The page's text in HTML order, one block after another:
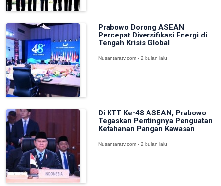
Prabowo Dorong ASEAN
Percepat Diversifikasi Energi di
Tengah Krisis Global
Nusantaratv.com - 2 bulan lalu
Di KTT Ke-48 ASEAN, Prabowo
Tegaskan Pentingnya Penguatan
Ketahanan Pangan Kawasan
Nusantaratv.com - 2 bulan lalu